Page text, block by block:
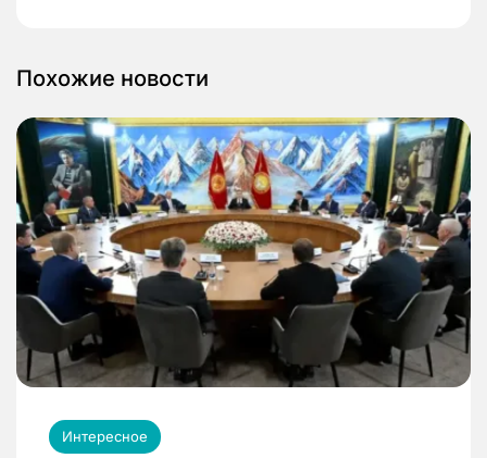
Похожие новости
Интересное